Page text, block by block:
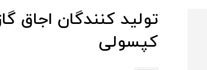
تولید کنندگان اجاق
کپسولی